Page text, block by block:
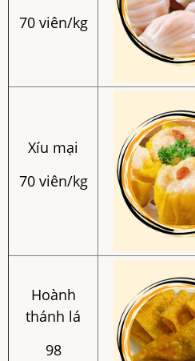
70 viên/kg
Xíu mại
70 viên/kg
Hoành
thánh lá
98